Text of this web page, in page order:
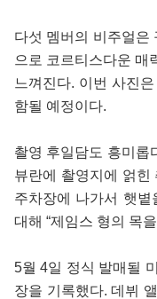
다섯 멤버의 비주얼은
으로 코르티스다운 매
느껴진다. 이번 사진
함될 예정이다.
촬영 후일담도 흥미롭
뷰란에 촬영지에 얽힌
주차장에 나가서 햇
대해 “제임스 형의 목
5월 4일 정식 발매될
장을 기록했다. 데뷔